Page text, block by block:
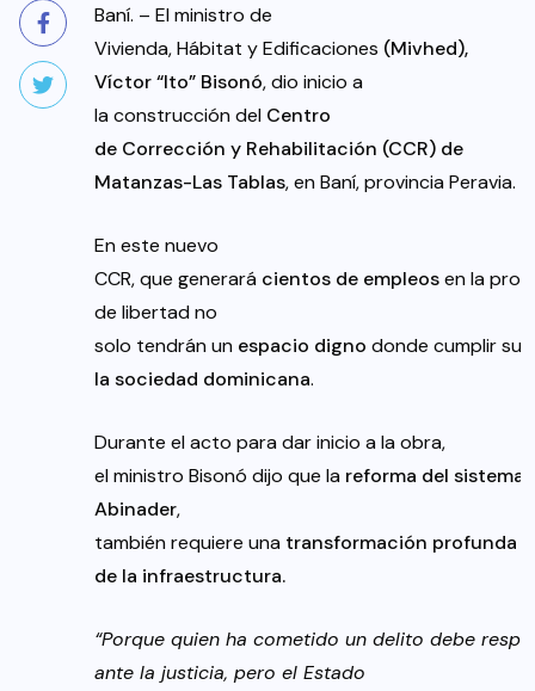
Baní. – El ministro de
Vivienda, Hábitat y Edificaciones (Mivhed),
Víctor “Ito” Bisonó, dio inicio a
la construcción del Centro
de Corrección y Rehabilitación (CCR) de
Matanzas-Las Tablas, en Baní, provincia Peravia.
En este nuevo
CCR, que generará cientos de empleosen la
de libertad no
solo tendrán un espacio digno donde cumplir su
la sociedad dominicana.
Durante el acto para dar inicio a la obra,
el ministro Bisonó dijo que la reforma del sistema
Abinader,
también requiere una transformación profunda
de la infraestructura.
“Porque quien ha cometido un delito debe
ante la justicia, pero el Estado